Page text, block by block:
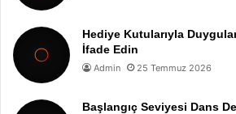
Hediye Kutularıyla
İfade Edin
Admin 25 Temmuz 2026
Başlangıç Seviyesi Dans